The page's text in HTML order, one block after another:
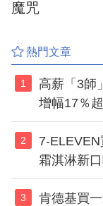
魔咒
熱門文章
1
高薪「3師
增幅17％
2
7-ELEVEN
霜淇淋新
3
肯德基買